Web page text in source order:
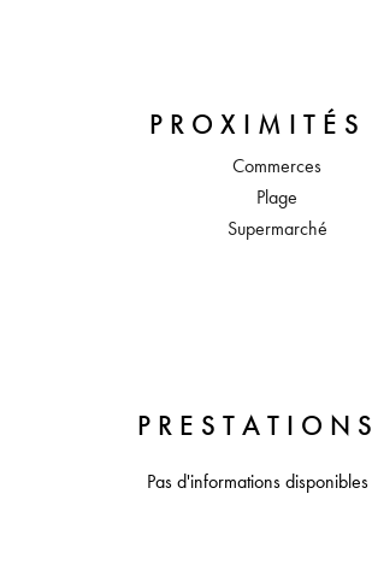
PROXIMITÉS
Commerces
Plage
Supermarché
PRESTATIONS
Pas d'informations disponibles